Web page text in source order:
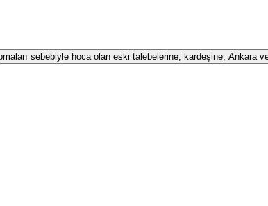
sebebiyle hoca olan eski talebelerine, kardeşine, Ankara